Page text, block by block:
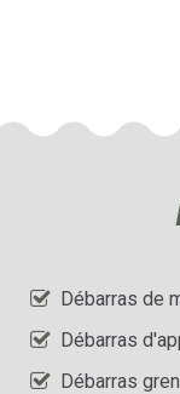
Débarras de
Débarras
Débarras